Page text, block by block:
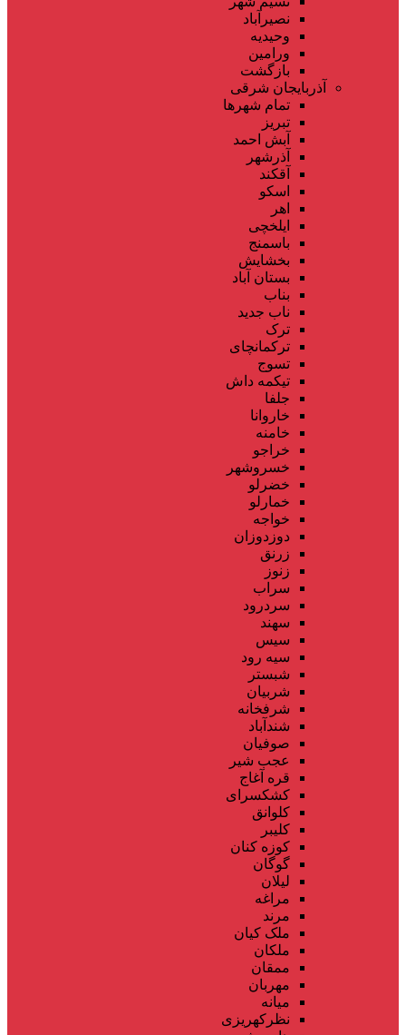
نصیرآباد
وحیدیه
ورامین
بازگشت
آذربایجان شرقی
تمام شهر‌ها
تبریز
آبش احمد
آذرشهر
آقکند
اسکو
اهر
ایلخچی
باسمنج
بخشایش
بستان آباد
بناب
ناب جدید
ترک
ترکمانچای
تسوج
تیکمه داش
جلفا
خاروانا
خامنه
خراجو
خسروشهر
خضرلو
خمارلو
خواجه
دوزدوزان
زرنق
زنوز
سراب
سردرود
سهند
سیس
سیه رود
شبستر
شربیان
شرفخانه
شندآباد
صوفیان
عجب شیر
قره آغاج
کشکسرای
کلوانق
کلیبر
کوزه کنان
گوگان
لیلان
مراغه
مرند
ملک کیان
ملکان
ممقان
مهربان
میانه
نظرکهریزی